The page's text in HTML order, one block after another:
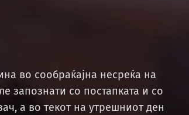
во сообраќајна несреќа на
запознати со постапката и со
а во текот на утрешниот ден